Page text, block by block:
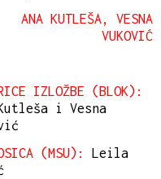
ANA KUTLEŠA, VESNA
VUKOVIĆ
IZLOŽBE (BLOK):
i Vesna
(MSU):
Leila